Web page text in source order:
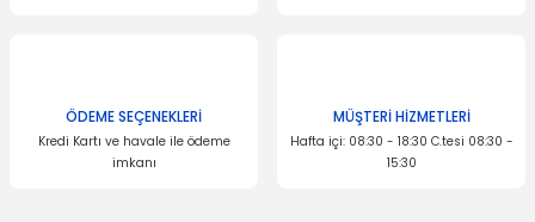
ÖDEME SEÇENEKLERİ
Kredi Kartı ve havale ile ödeme
imkanı
MÜŞTERİ HİZMETLERİ
Hafta içi: 08:30 - 18:30 C.tesi 08:30 -
15:30